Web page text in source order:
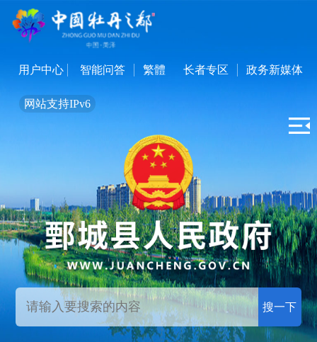
用户中心 智能问答 繁體 长者专区 政务新媒体
网站支持IPv6
搜一下